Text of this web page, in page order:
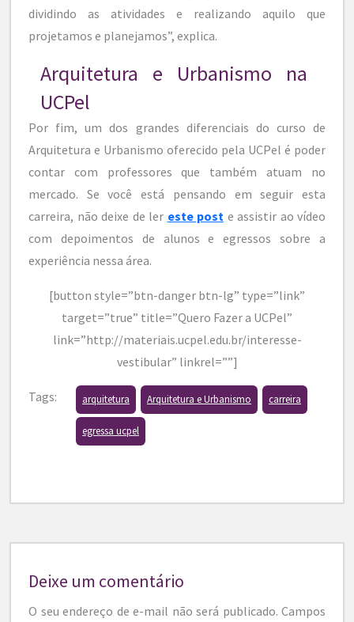
dividindo as atividades e realizando aquilo que
projetamos e planejamos”, explica.
Arquitetura e Urbanismo na
UCPel
Por fim, um dos grandes diferenciais do curso de
Arquitetura e Urbanismo oferecido pela UCPel é poder
contar com professores que também atuam no
mercado. Se você está pensando em seguir esta
carreira, não deixe de ler este post e assistir ao vídeo
com depoimentos de alunos e egressos sobre a
experiência nessa área.
[button style=”btn-danger btn-lg” type=”link”
target=”true” title=”Quero Fazer a UCPel”
link=”http://materiais.ucpel.edu.br/interesse-
vestibular” linkrel=””]
Tags: arquitetura Arquitetura e Urbanismo carreira
egressa ucpel
Deixe um comentário
O seu endereço de e-mail não será publicado. Campos